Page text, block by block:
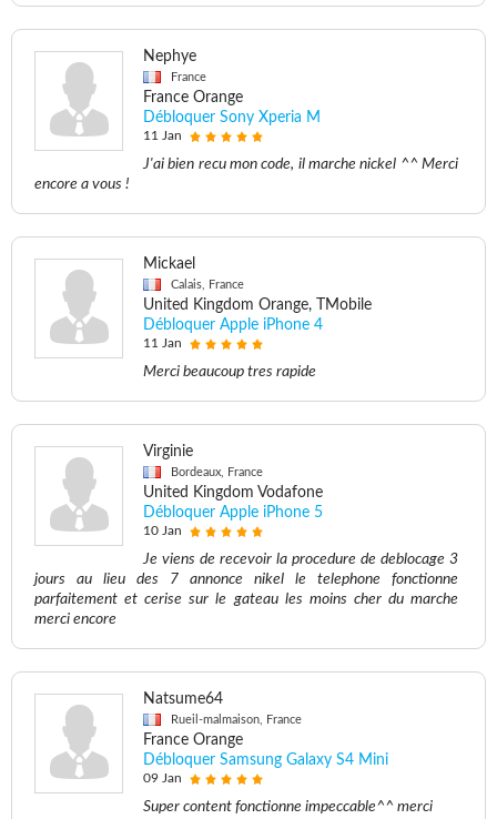
Nephye
France
France Orange
Débloquer Sony Xperia M
11 Jan
J'ai bien recu mon code, il marche nickel ^^ Merci
encore a vous !
Mickael
Calais, France
United Kingdom Orange, TMobile
Débloquer Apple iPhone 4
11 Jan
Merci beaucoup tres rapide
Virginie
Bordeaux, France
United Kingdom Vodafone
Débloquer Apple iPhone 5
10 Jan
Je viens de recevoir la procedure de deblocage 3
jours au lieu des 7 annonce nikel le telephone fonctionne
parfaitement et cerise sur le gateau les moins cher du marche
merci encore
Natsume64
Rueil-malmaison, France
France Orange
Débloquer Samsung Galaxy S4 Mini
09 Jan
Super content fonctionne impeccable^^ merci